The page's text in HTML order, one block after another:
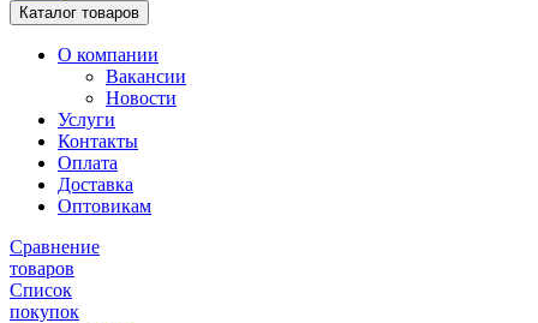
Каталог товаров
О компании
Вакансии
Новости
Услуги
Контакты
Оплата
Доставка
Оптовикам
Сравнение
товаров
Список
покупок